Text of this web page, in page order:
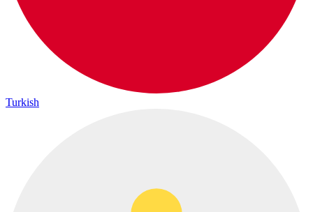
Turkish